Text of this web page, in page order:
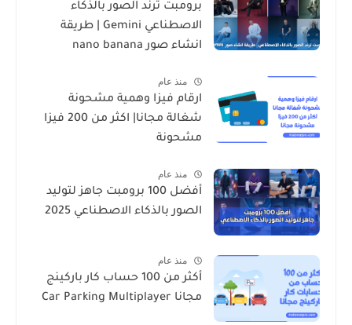
برومبت ترند الصور بالذكاء
الاصطناعي Gemini | طريقة
انشاء صور nano banana
منذ عام
ارقام فيزا وهمية مشحونة
شغالة مجانا| اكثر من 200 فيزا
مشحونة
منذ عام
أفضل 100 برومبت جاهز لتوليد
الصور بالذكاء الاصطناعي 2025
منذ عام
أكثر من 100 حساب كار باركينج
مجانا Car Parking Multiplayer